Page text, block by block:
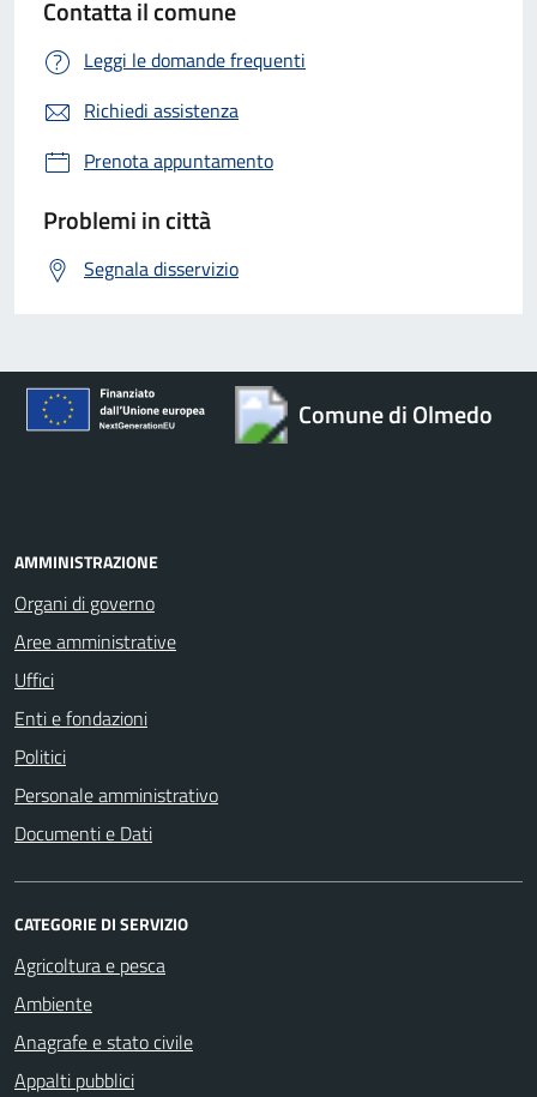
Contatta il comune
Leggi le domande frequenti
Richiedi assistenza
Prenota appuntamento
Problemi in città
Segnala disservizio
Comune di Olmedo
AMMINISTRAZIONE
Organi di governo
Aree amministrative
Uffici
Enti e fondazioni
Politici
Personale amministrativo
Documenti e Dati
CATEGORIE DI SERVIZIO
Agricoltura e pesca
Ambiente
Anagrafe e stato civile
Appalti pubblici